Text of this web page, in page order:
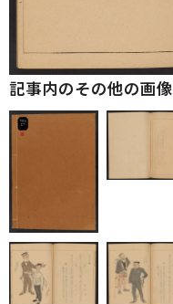
記事内のその他の画像